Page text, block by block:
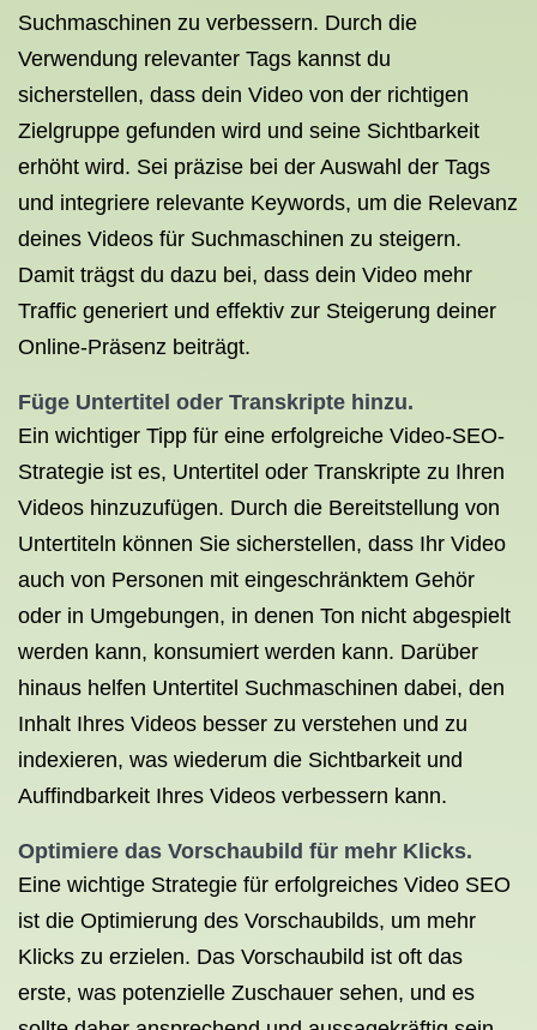
Suchmaschinen zu verbessern. Durch die
Verwendung relevanter Tags kannst du
sicherstellen, dass dein Video von der richtigen
Zielgruppe gefunden wird und seine Sichtbarkeit
erhöht wird. Sei präzise bei der Auswahl der Tags
und integriere relevante Keywords, um die Relevanz
deines Videos für Suchmaschinen zu steigern.
Damit trägst du dazu bei, dass dein Video mehr
Traffic generiert und effektiv zur Steigerung deiner
Online-Präsenz beiträgt.
Füge Untertitel oder Transkripte hinzu.
Ein wichtiger Tipp für eine erfolgreiche Video-SEO-
Strategie ist es, Untertitel oder Transkripte zu Ihren
Videos hinzuzufügen. Durch die Bereitstellung von
Untertiteln können Sie sicherstellen, dass Ihr Video
auch von Personen mit eingeschränktem Gehör
oder in Umgebungen, in denen Ton nicht abgespielt
werden kann, konsumiert werden kann. Darüber
hinaus helfen Untertitel Suchmaschinen dabei, den
Inhalt Ihres Videos besser zu verstehen und zu
indexieren, was wiederum die Sichtbarkeit und
Auffindbarkeit Ihres Videos verbessern kann.
Optimiere das Vorschaubild für mehr Klicks.
Eine wichtige Strategie für erfolgreiches Video SEO
ist die Optimierung des Vorschaubilds, um mehr
Klicks zu erzielen. Das Vorschaubild ist oft das
erste, was potenzielle Zuschauer sehen, und es